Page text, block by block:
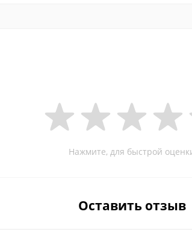
Нажмите, для быстрой
Оставить отзыв